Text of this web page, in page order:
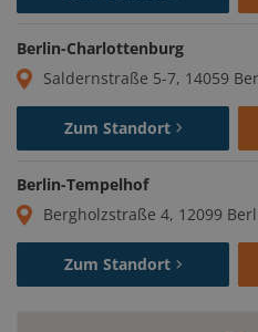
Berlin-Charlottenburg
Saldernstraße 5-7, 14059
Zum Standort
Berlin-Tempelhof
Bergholzstraße 4, 12099
Zum Standort